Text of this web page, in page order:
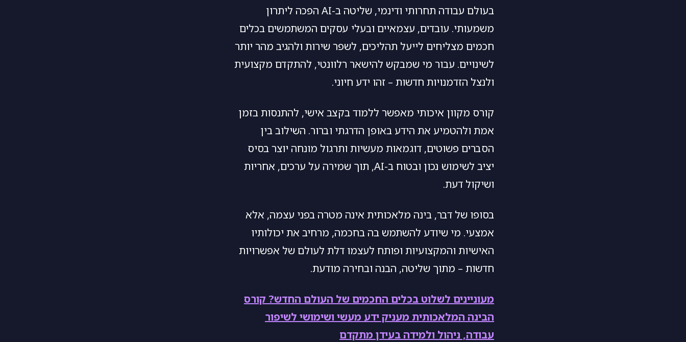
בעולם עבודה תחרותי ודינמי, שליטה ב-AI הפכה ליתרון
משמעותי. עובדים, עצמאיים ובעלי עסקים המשתמשים בכלים
חכמים מצליחים לייעל תהליכים, לשפר שירות ולהגיב מהר יותר
לשינויים. עבור מי שמבקש להישאר רלוונטי, להתקדם מקצועית
ולנצל הזדמנויות חדשות – זהו ידע חיוני.
קורס מקוון איכותי מאפשר ללמוד בקצב אישי, להתנסות בזמן
אמת ולהטמיע את הידע באופן הדרגתי וברור. השילוב בין
הסברים פשוטים, דוגמאות מעשיות ותרגול מונחה יוצר בסיס
יציב לשימוש נכון ובטוח ב-AI, תוך שמירה על ערכים, אחריות
ושיקול דעת.
בסופו של דבר, בינה מלאכותית אינה מטרה בפני עצמה, אלא
אמצעי. מי שיודע להשתמש בה בחכמה, מרחיב את יכולותיו
האישיות והמקצועיות ופותח לעצמו דלת לעולם של אפשרויות
חדשות – מתוך שליטה, הבנה ובחירה מודעת.
מעוניינים לשלוט בכלים החכמים של העולם החדש? קורס
הבינה המלאכותית מעניק ידע מעשי ושימושי לשיפור
עבודה, ניהול ולמידה בעידן מתקדם